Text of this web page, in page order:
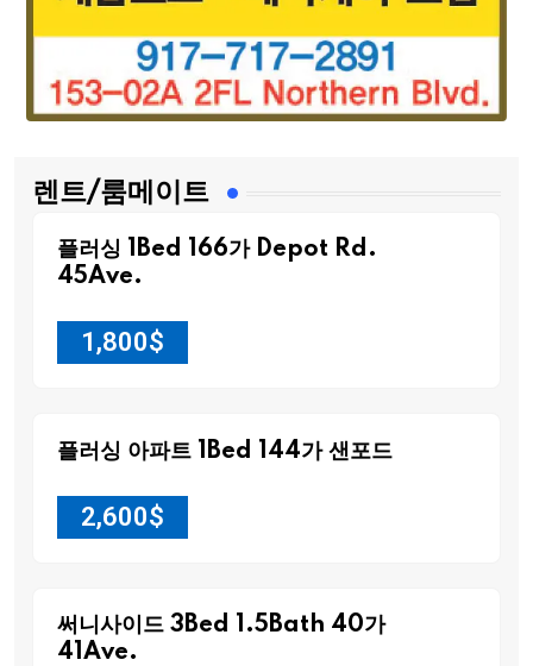
렌트/룸메이트
플러싱 1Bed 166가 Depot Rd.
45Ave.
1,800$
플러싱 아파트 1Bed 144가 샌포드
2,600$
써니사이드 3Bed 1.5Bath 40가
41Ave.